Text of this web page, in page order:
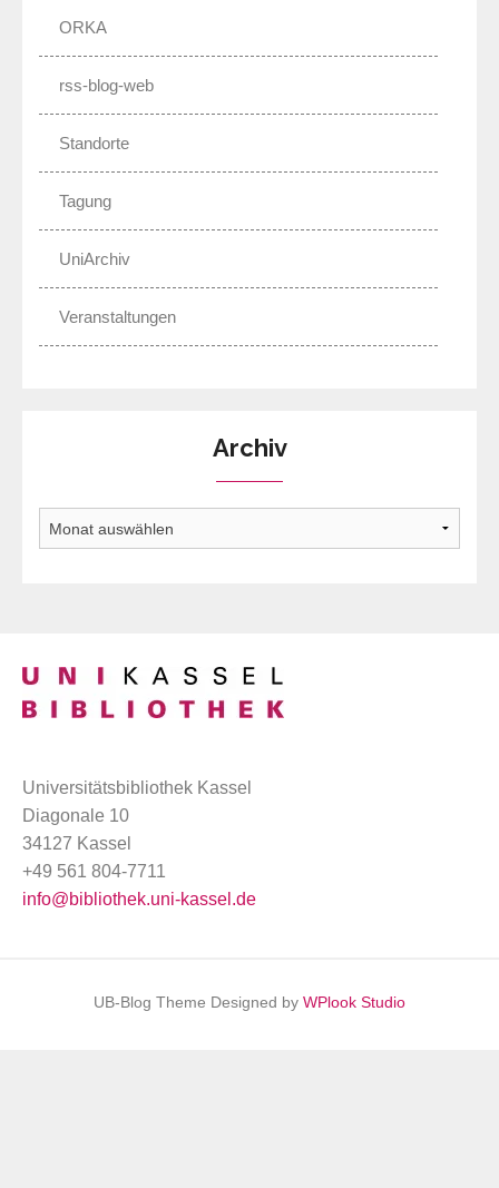
ORKA
rss-blog-web
Standorte
Tagung
UniArchiv
Veranstaltungen
Archiv
Universitätsbibliothek Kassel
Diagonale 10
34127 Kassel
+49 561 804-7711
info@bibliothek.uni-kassel.de
UB-Blog Theme Designed by WPlook Studio